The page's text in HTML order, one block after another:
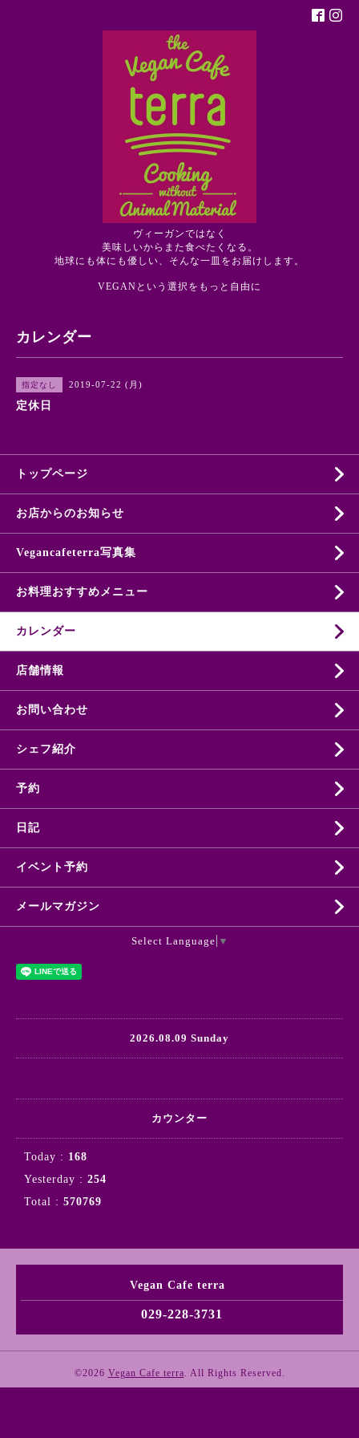
ヴィーガンではなく
美味しいからまた食べたくなる。
地球にも体にも優しい、そんな一皿をお届けします。
VEGANという選択をもっと自由に
カレンダー
指定なし 2019-07-22 (月)
定休日
トップページ
お店からのお知らせ
Vegancafeterra写真集
お料理おすすめメニュー
カレンダー
店舗情報
お問い合わせ
シェフ紹介
予約
日記
イベント予約
メールマガジン
Select Language ▼
2026.08.09 Sunday
カウンター
Today : 168
Yesterday : 254
Total : 570769
Vegan Cafe terra
029-228-3731
©2026 Vegan Cafe terra. All Rights Reserved.